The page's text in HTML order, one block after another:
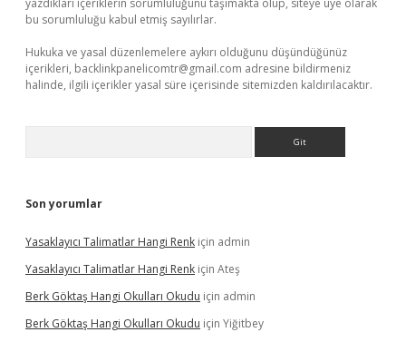
yazdıkları içeriklerin sorumluluğunu taşımakta olup, siteye üye olarak
bu sorumluluğu kabul etmiş sayılırlar.
Hukuka ve yasal düzenlemelere aykırı olduğunu düşündüğünüz
içerikleri, backlinkpanelicomtr@gmail.com adresine bildirmeniz
halinde, ilgili içerikler yasal süre içerisinde sitemizden kaldırılacaktır.
Son yorumlar
Yasaklayıcı Talimatlar Hangi Renk için admin
Yasaklayıcı Talimatlar Hangi Renk için Ateş
Berk Göktaş Hangi Okulları Okudu için admin
Berk Göktaş Hangi Okulları Okudu için Yiğitbey